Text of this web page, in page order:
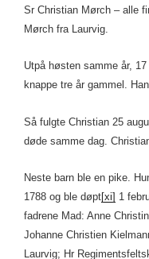
Sr Christian Mørch – alle
Mørch fra Laurvig.
Utpå høsten samme år,
knappe tre år gammel.
Så fulgte Christian 25
døde samme dag.
Neste barn ble en pike.
1788 og ble døpt[xi] 1
fadrene Mad: Anne
Johanne Christien
Laurvig; Hr